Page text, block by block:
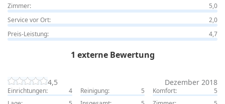
Zimmer:
5,0
Service vor Ort:
2,0
Preis-Leistung:
4,7
1 externe Bewertung
4,5 Dezember 2018
Einrichtungen: 4 Reinigung: 5 Komfort:
5